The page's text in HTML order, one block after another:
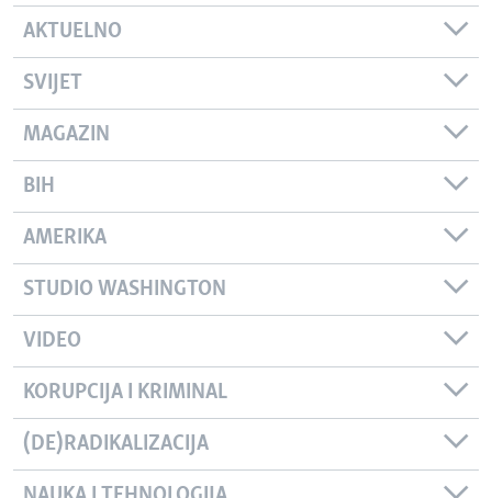
AKTUELNO
SVIJET
MAGAZIN
BIH
AMERIKA
STUDIO WASHINGTON
VIDEO
KORUPCIJA I KRIMINAL
(DE)RADIKALIZACIJA